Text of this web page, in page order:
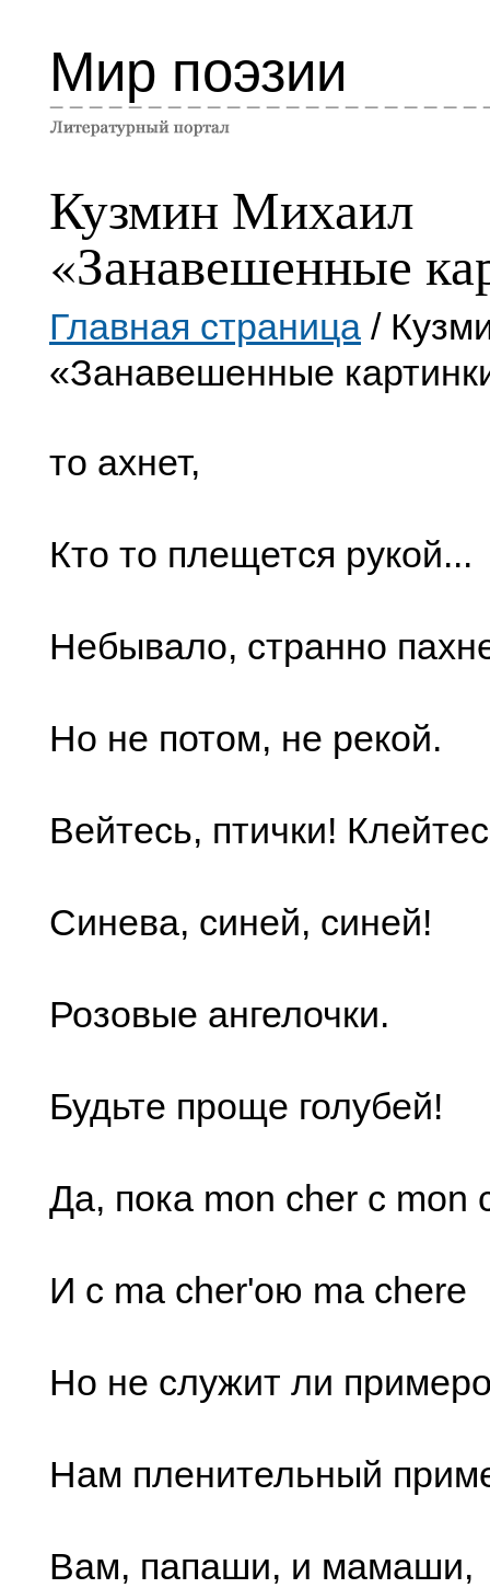
Мир поэзии
Кузмин Михаил
«Занавешенные
Главная страница /
«Занавешенные
то ахнет,
Кто то плещется рукой...
Небывало, странно
Но не потом, не рекой.
Вейтесь, птички!
Синева, синей, синей!
Розовые ангелочки.
Будьте проще голубей!
Да, пока mon cher с mon
И с ma cher'ою ma chere
Но не служит ли
Нам пленительный
Вам, папаши, и мамаши,